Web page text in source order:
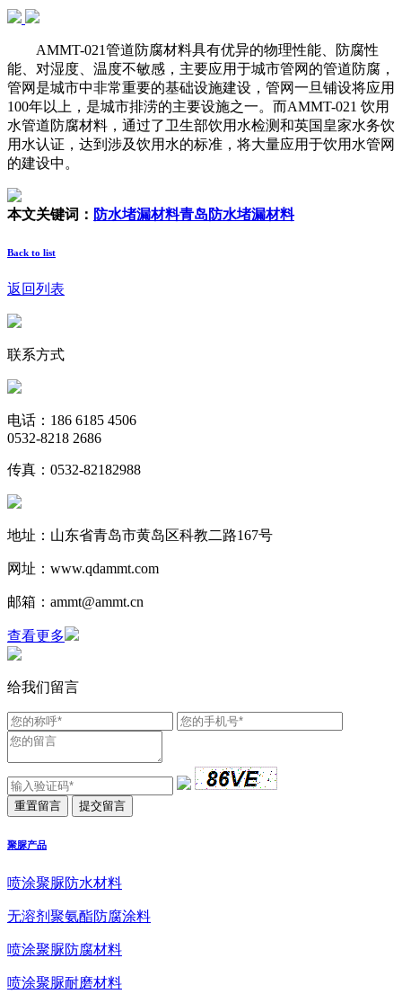
AMMT-021管道防腐材料具有优异的物理性能、防腐性
能、对湿度、温度不敏感，主要应用于城市管网的管道防腐，
管网是城市中非常重要的基础设施建设，管网一旦铺设将应用
100年以上，是城市排涝的主要设施之一。而AMMT-021 饮用
水管道防腐材料，通过了卫生部饮用水检测和英国皇家水务饮
用水认证，达到涉及饮用水的标准，将大量应用于饮用水管网
的建设中。
本文关键词： 防水堵漏材料青岛防水堵漏材料
Back to list
返回列表
联系方式
电话：186 6185 4506
0532-8218 2686
传真：0532-82182988
地址：山东省青岛市黄岛区科教二路167号
网址：www.qdammt.com
邮箱：ammt@ammt.cn
查看更多
给我们留言
聚脲产品
喷涂聚脲防水材料
无溶剂聚氨酯防腐涂料
喷涂聚脲防腐材料
喷涂聚脲耐磨材料